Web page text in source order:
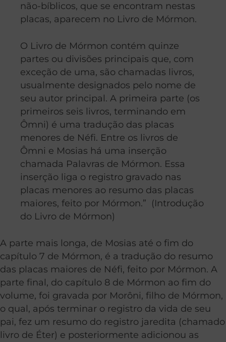
não-bíblicos, que se encontram nestas
placas, aparecem no Livro de Mórmon.
O Livro de Mórmon contém quinze
partes ou divisões principais que, com
exceção de uma, são chamadas livros,
usualmente designados pelo nome de
seu autor principal. A primeira parte (os
primeiros seis livros, terminando em
Ômni) é uma tradução das placas
menores de Néfi. Entre os livros de
Ômni e Mosias há uma inserção
chamada Palavras de Mórmon. Essa
inserção liga o registro gravado nas
placas menores ao resumo das placas
maiores, feito por Mórmon.” (Introdução
do Livro de Mórmon)
A parte mais longa, de Mosias até o fim do
capítulo 7 de Mórmon, é a tradução do resumo
das placas maiores de Néfi, feito por Mórmon. A
parte final, do capítulo 8 de Mórmon ao fim do
volume, foi gravada por Morôni, filho de Mórmon,
o qual, após terminar o registro da vida de seu
pai, fez um resumo do registro jaredita (chamado
livro de Éter) e posteriormente adicionou as